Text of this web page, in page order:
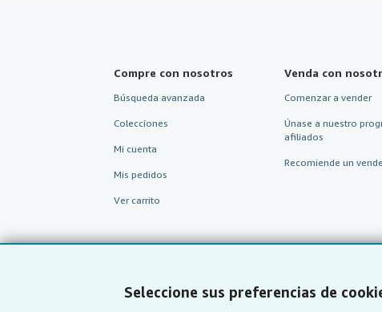
Seleccione sus preferencias de
Compre con nosotros
Búsqueda avanzada
Colecciones
Mi cuenta
Mis pedidos
Ver carrito
Venda con
Comenzar a vender
Únase a nuestro
afiliados
Recomiende un